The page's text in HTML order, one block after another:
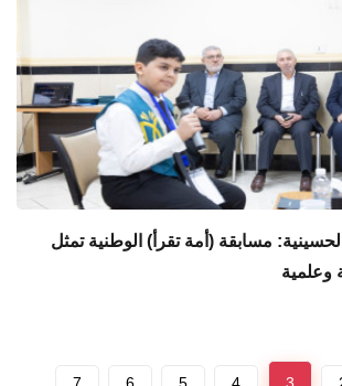
الحسينية: مسابقة (أمة تقرأ) الوطنية تمثل
وعلمية